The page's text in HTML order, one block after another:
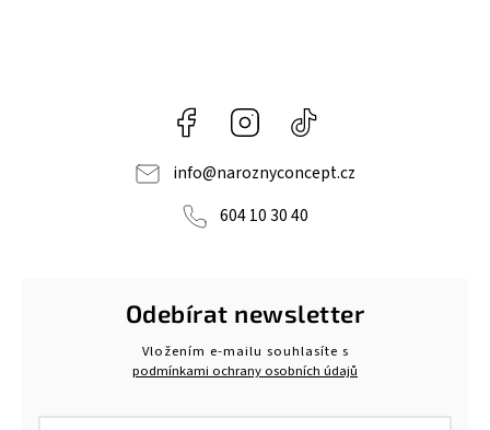
Facebook Instagram
info@naroznyconcept.cz
604 10 30 40
Odebírat newsletter
Vložením e-mailu souhlasíte s
podmínkami ochrany osobních údajů